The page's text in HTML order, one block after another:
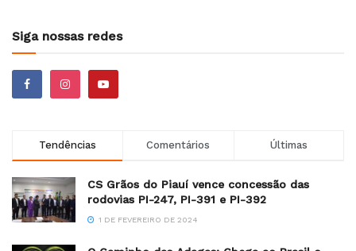
Siga nossas redes
Tendências Comentários Últimas
CS Grãos do Piauí vence concessão das
rodovias PI-247, PI-391 e PI-392
1 DE FEVEREIRO DE 2024